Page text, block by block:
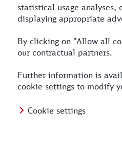
08-01 00:53
Oberhausen Hbf
09:32
Oberhausen Hbf
21:15